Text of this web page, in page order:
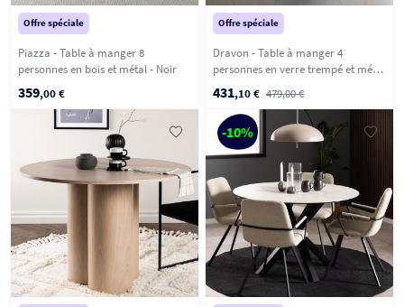
Offre spéciale
Piazza - Table à manger 8
personnes en bois et métal - Noir
359,00 €
Offre spéciale
Dravon - Table à manger 4
personnes en verre trempé et métal
- Noir
431,10 € 479,00 €
-10%